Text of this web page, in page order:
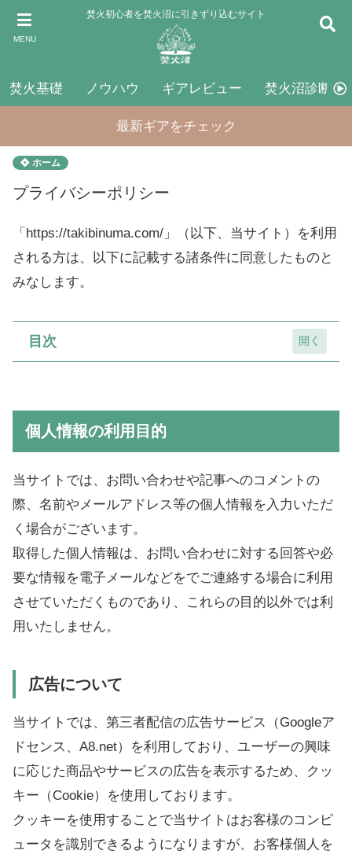
MENU
焚火初心者を焚火沼に引きずり込むサイト
焚火基礎 ノウハウ ギアレビュー 焚火沼診断
最新ギアをチェック
ホーム
プライバシーポリシー
「https://takibinuma.com/」（以下、当サイト）を利用
される方は、以下に記載する諸条件に同意したものと
みなします。
目次
アクセス解析ツールについて
コメントについて
免責事項
著作権について
リンクについて
個人情報の利用目的
当サイトでは、お問い合わせや記事へのコメントの
際、名前やメールアドレス等の個人情報を入力いただ
く場合がございます。
取得した個人情報は、お問い合わせに対する回答や必
要な情報を電子メールなどをでご連絡する場合に利用
させていただくものであり、これらの目的以外では利
用いたしません。
広告について
当サイトでは、第三者配信の広告サービス（Googleア
ドセンス、A8.net）を利用しており、ユーザーの興味
に応じた商品やサービスの広告を表示するため、クッ
キー（Cookie）を使用しております。
クッキーを使用することで当サイトはお客様のコンピ
ュータを識別できるようになりますが、お客様個人を